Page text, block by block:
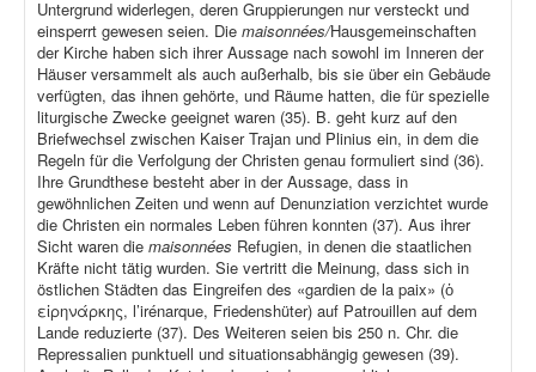
Untergrund widerlegen, deren Gruppierungen nur versteckt und
einsperrt gewesen seien. Die maisonnées/Hausgemeinschaften
der Kirche haben sich ihrer Aussage nach sowohl im Inneren der
Häuser versammelt als auch außerhalb, bis sie über ein Gebäude
verfügten, das ihnen gehörte, und Räume hatten, die für spezielle
liturgische Zwecke geeignet waren (35). B. geht kurz auf den
Briefwechsel zwischen Kaiser Trajan und Plinius ein, in dem die
Regeln für die Verfolgung der Christen genau formuliert sind (36).
Ihre Grundthese besteht aber in der Aussage, dass in
gewöhnlichen Zeiten und wenn auf Denunziation verzichtet wurde
die Christen ein normales Leben führen konnten (37). Aus ihrer
Sicht waren die maisonnées Refugien, in denen die staatlichen
Kräfte nicht tätig wurden. Sie vertritt die Meinung, dass sich in
östlichen Städten das Eingreifen des «gardien de la paix» (ὁ
εἰρηνάρκης, l’irénarque, Friedenshüter) auf Patrouillen auf dem
Lande reduzierte (37). Des Weiteren seien bis 250 n. Chr. die
Repressalien punktuell und situationsabhängig gewesen (39).